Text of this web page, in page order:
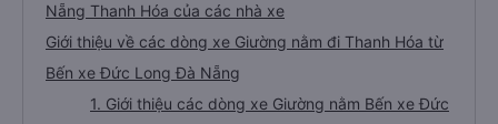
Nẵng Thanh Hóa của các nhà xe
Giới thiệu về các dòng xe Giường nằm đi Thanh Hóa từ
Bến xe Đức Long Đà Nẵng
1. Giới thiệu các dòng xe Giường nằm Bến xe Đức